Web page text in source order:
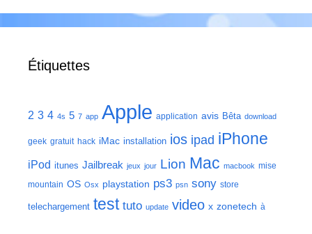
Étiquettes
2 3 4 4s 5 7 app Apple application avis Bêta download
geek gratuit hack iMac installation ios ipad iPhone
iPod itunes Jailbreak jeux jour Lion Mac macbook mise
mountain OS Osx playstation ps3 psn sony store
telechargement test tuto update video x zonetech à